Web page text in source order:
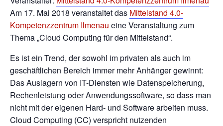
Am 17. Mai 2018 veranstaltet das Mittelstand 4.0-
Kompetenzzentrum Ilmenau eine Veranstaltung zum
Thema „Cloud Computing für den Mittelstand“.
Es ist ein Trend, der sowohl im privaten als auch im
geschäftlichen Bereich immer mehr Anhänger gewinnt:
Das Auslagern von IT-Diensten wie Datenspeicherung,
Rechenleistung oder Anwendungssoftware, so dass man
nicht mit der eigenen Hard- und Software arbeiten muss.
Cloud Computing (CC) verspricht nutzenden